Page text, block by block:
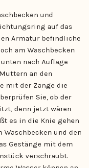
und
auf das
Armatur befindliche
am Waschbecken
nach Auflage
an den
mit der Zange die
Sie, ob der
denn jetzt wären
es in die Knie gehen
und den
Gestänge mit dem
verschraubt.